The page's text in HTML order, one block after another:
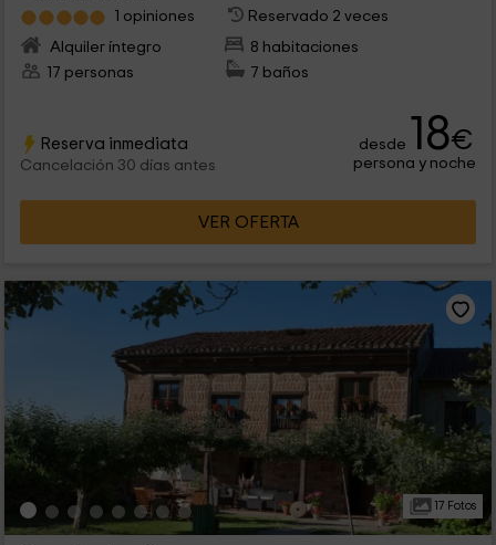
1 opiniones
Reservado 2 veces
Alquiler íntegro
8 habitaciones
17 personas
7 baños
Reserva inmediata
Cancelación 30 días antes
desde 18€
persona y noche
VER OFERTA
17 Fotos